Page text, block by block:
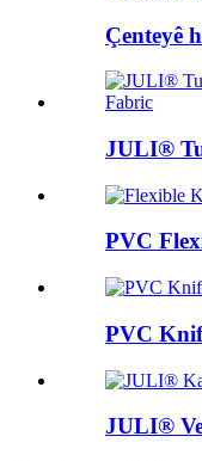
Çenteyê
JULI®
PVC
PVC
JULI®